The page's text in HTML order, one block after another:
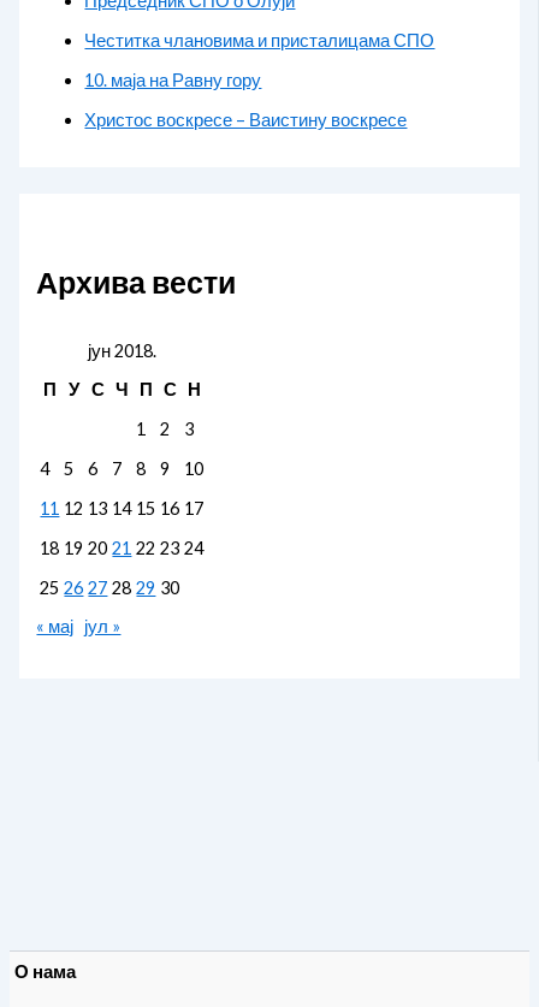
Честитка члановима и присталицама СПО
10. маја на Равну гору
Христос воскресе – Ваистину воскресе
Архива вести
јун 2018.
П
У С Ч П С Н
1
2
3
4
5 6 7 8 9
10
11 12 13 14 15 16 17
18 19 20 21 22 23 24
25 26 27 28 29 30
« мај јул »
О нама